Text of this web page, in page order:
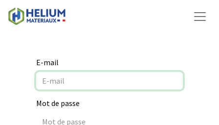
E-mail
Mot de passe